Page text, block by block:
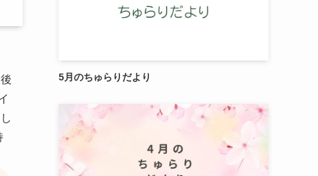
5月のちゅらりだより